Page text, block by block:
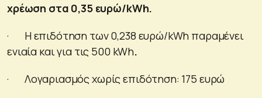
χρέωση στα 0,35 ευρώ/kWh.
· Η επιδότηση των 0,238 ευρώ/kWh παραμένει
ενιαία και για τις 500 kWh.
· Λογαριασμός χωρίς επιδότηση: 175 ευρώ